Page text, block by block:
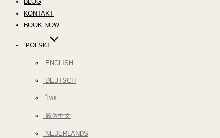
BLOG
KONTAKT
BOOK NOW
POLSKI
ENGLISH
DEUTSCH
ไทย
简体中文
NEDERLANDS